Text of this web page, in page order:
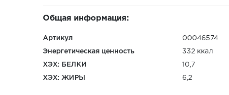
Общая информация:
Артикул 00046574
Энергетическая ценность 332 ккал
ХЭХ: БЕЛКИ 10,7
ХЭХ: ЖИРЫ 6,2